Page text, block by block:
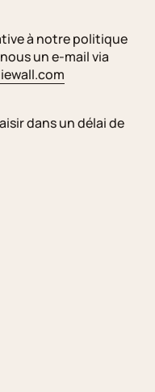
à notre politique
un e-mail via
dans un délai de